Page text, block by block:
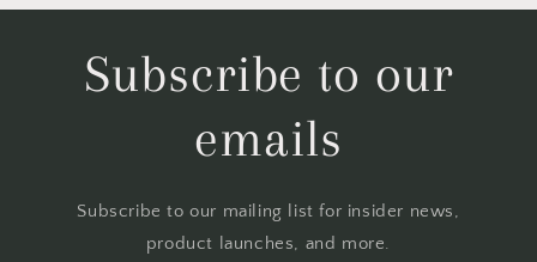
Subscribe to our
emails
Subscribe to our mailing list for insider news,
product launches, and more.